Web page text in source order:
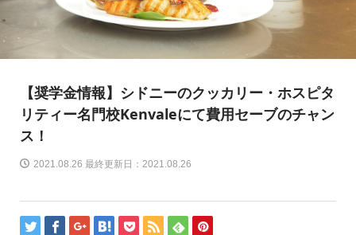
【奨学金情報】シドニーのクッカリー・ホスピタ
リティー名門校Kenvaleにて費用セーブのチャン
ス！
2021.08.26 最終更新日：2021.08.26